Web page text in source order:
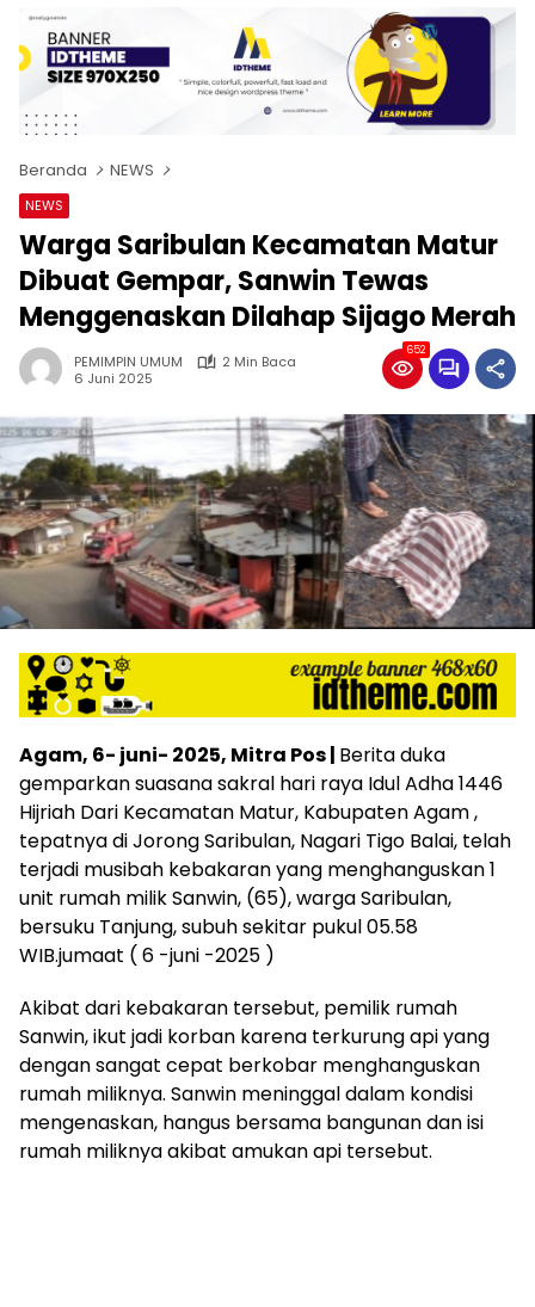
Beranda NEWS
NEWS
Warga Saribulan Kecamatan Matur
Dibuat Gempar, Sanwin Tewas
Menggenaskan Dilahap Sijago Merah
PEMIMPIN UMUM
2 Min Baca
6 Juni 2025
652
Agam, 6- juni- 2025, Mitra Pos | Berita duka
gemparkan suasana sakral hari raya Idul Adha 1446
Hijriah Dari Kecamatan Matur, Kabupaten Agam ,
tepatnya di Jorong Saribulan, Nagari Tigo Balai, telah
terjadi musibah kebakaran yang menghanguskan 1
unit rumah milik Sanwin, (65), warga Saribulan,
bersuku Tanjung, subuh sekitar pukul 05.58
WIB.jumaat ( 6 -juni -2025 )
Akibat dari kebakaran tersebut, pemilik rumah
Sanwin, ikut jadi korban karena terkurung api yang
dengan sangat cepat berkobar menghanguskan
rumah miliknya. Sanwin meninggal dalam kondisi
mengenaskan, hangus bersama bangunan dan isi
rumah miliknya akibat amukan api tersebut.